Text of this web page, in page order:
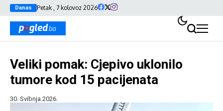
Danas Petak , 7 kolovoz 2026
Veliki pomak: Cjepivo uklonilo
tumore kod 15 pacijenata
30. Svibnja 2026.